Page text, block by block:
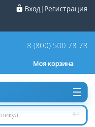
Вход| Регистрация
8 (800) 500 78 78
Моя корзина